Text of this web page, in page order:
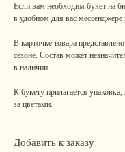
Если вам необходим букет на
в удобном для вас
В карточке товара
сезоне. Состав может
в наличии.
К букету прилагается
за цветами.
Добавить к заказу